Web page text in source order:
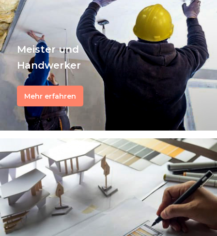
Meister und
Handwerker
Mehr erfahren